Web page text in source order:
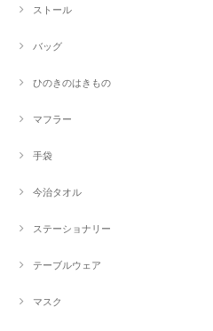
ストール
バッグ
ひのきのはきもの
マフラー
手袋
今治タオル
ステーショナリー
テーブルウェア
マスク